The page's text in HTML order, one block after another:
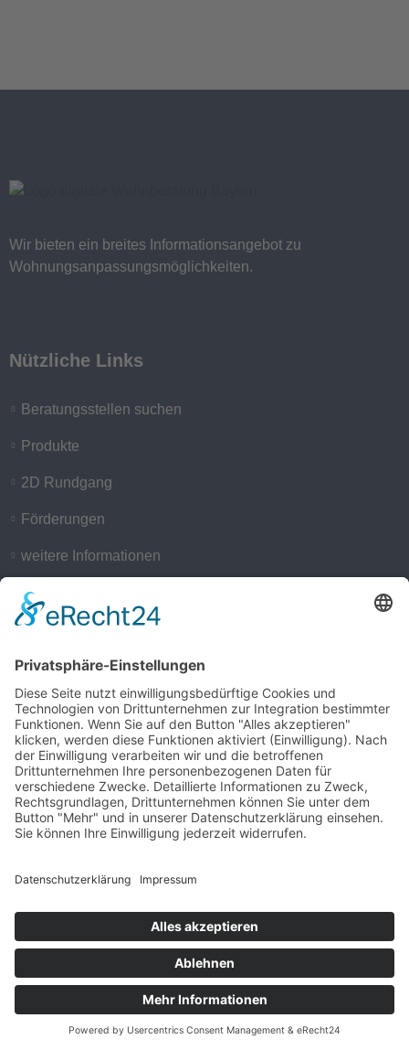
Wir bieten ein breites Informationsangebot zu
Wohnungsanpassungsmöglichkeiten.
Nützliche Links
Beratungsstellen suchen
Produkte
2D Rundgang
Förderungen
weitere Informationen
© 2025 - Alle Rechte vorbehalten.
Impressum
Datenschutzerklärung
Erklärung zur Barrierefreiheit